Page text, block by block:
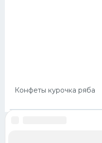
Конфеты курочка ряба